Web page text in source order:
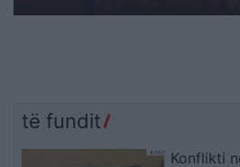
të fundit
Konflikti